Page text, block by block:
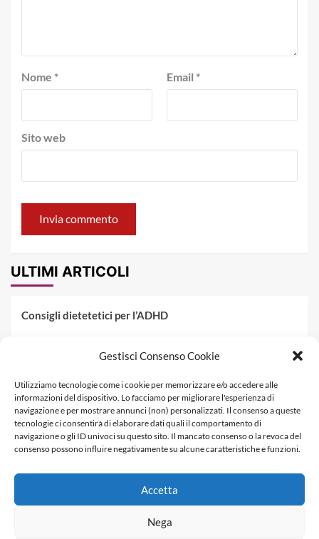
Gestisci Consenso Cookie
Utilizziamo tecnologie come i cookie per memorizzare e/o accedere alle
informazioni del dispositivo. Lo facciamo per migliorare l'esperienza di
navigazione e per mostrare annunci (non) personalizzati. Il consenso a queste
tecnologie ci consentirà di elaborare dati quali il comportamento di
navigazione o gli ID univoci su questo sito. Il mancato consenso o la revoca del
consenso possono influire negativamente su alcune caratteristiche e funzioni.
Accetta
Nega
Nome * Email *
Sito web
ULTIMI ARTICOLI
Consigli dietetetici per l’ADHD
Fenilchetonuria
Dieta militare: come funziona, opinioni e schema tipo per
dimagrire in 3 giorni
Informativa Privacy